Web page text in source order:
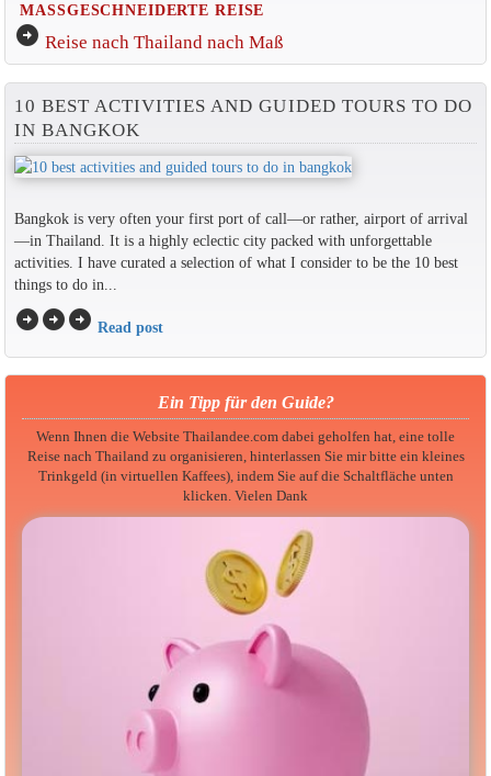
MASSGESCHNEIDERTE REISE
arrow_circle_right Reise nach Thailand nach Maß
10 BEST ACTIVITIES AND GUIDED TOURS TO DO
IN BANGKOK
Bangkok is very often your first port of call—or rather, airport of arrival
—in Thailand. It is a highly eclectic city packed with unforgettable
activities. I have curated a selection of what I consider to be the 10 best
things to do in...
arrow_circle_rightarrow_circle_rightarrow_circle_right Read post
Ein Tipp für den Guide?
Wenn Ihnen die Website Thailandee.com dabei geholfen hat, eine tolle
Reise nach Thailand zu organisieren, hinterlassen Sie mir bitte ein kleines
Trinkgeld (in virtuellen Kaffees), indem Sie auf die Schaltfläche unten
klicken. Vielen Dank